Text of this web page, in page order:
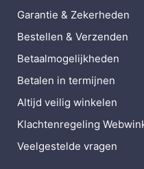
Garantie & Zekerheden
Bestellen & Verzenden
Betaalmogelijkheden
Betalen in termijnen
Altijd veilig winkelen
Klachtenregeling
Veelgestelde vragen